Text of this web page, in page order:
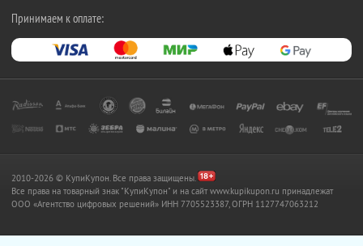
Принимаем к оплате:
2010-2026 © КупиКупон. Все права защищены.
Все права на товарный знак "КупиКупон" и на сайт www.kupikupon.ru принадлежат
OOO «Агентство цифровых решений» ИНН 7705523387, ОГРН 1127747063212